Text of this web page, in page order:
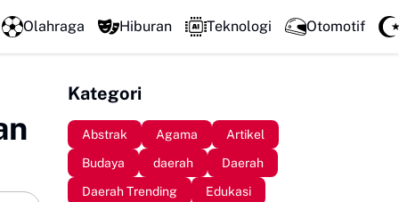
Mengawali Pengabdian dengan Sujud, Kapolresta Gowa
Olahraga Hiburan Teknologi Otomotif
Kategori
Abstrak Agama
Artikel
Budaya
daerah
Daerah
Daerah Trending
Edukasi